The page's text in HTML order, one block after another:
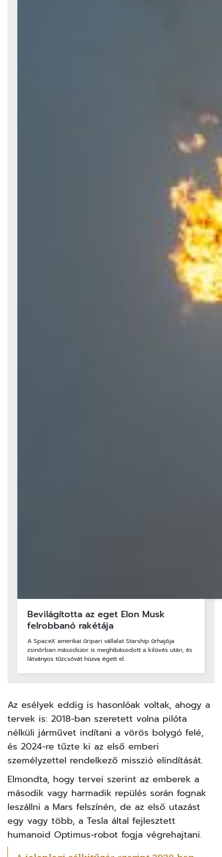
Bevilágította az eget Elon Musk
felrobbanó rakétája
A SpaceX amerikai űripari vállalat Starship űrhajója
zsinórban másodszor is meghibásodott a kilövés után, és
látványos tűzcsóvát húzva égett el.
Az esélyek eddig is hasonlóak voltak, ahogy a
tervek is: 2018-ban szeretett volna pilóta
nélküli járművet indítani a vörös bolygó felé,
és 2024-re tűzte ki az első emberi
személyzettel rendelkező misszió elindítását.
Elmondta, hogy tervei szerint az emberek a
második vagy harmadik repülés során fognak
leszállni a Mars felszínén, de az első utazást
egy vagy több, a Tesla által fejlesztett
humanoid Optimus-robot fogja végrehajtani.